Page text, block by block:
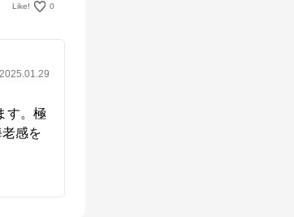
Like! 0
2025.01.29
す。極
感を